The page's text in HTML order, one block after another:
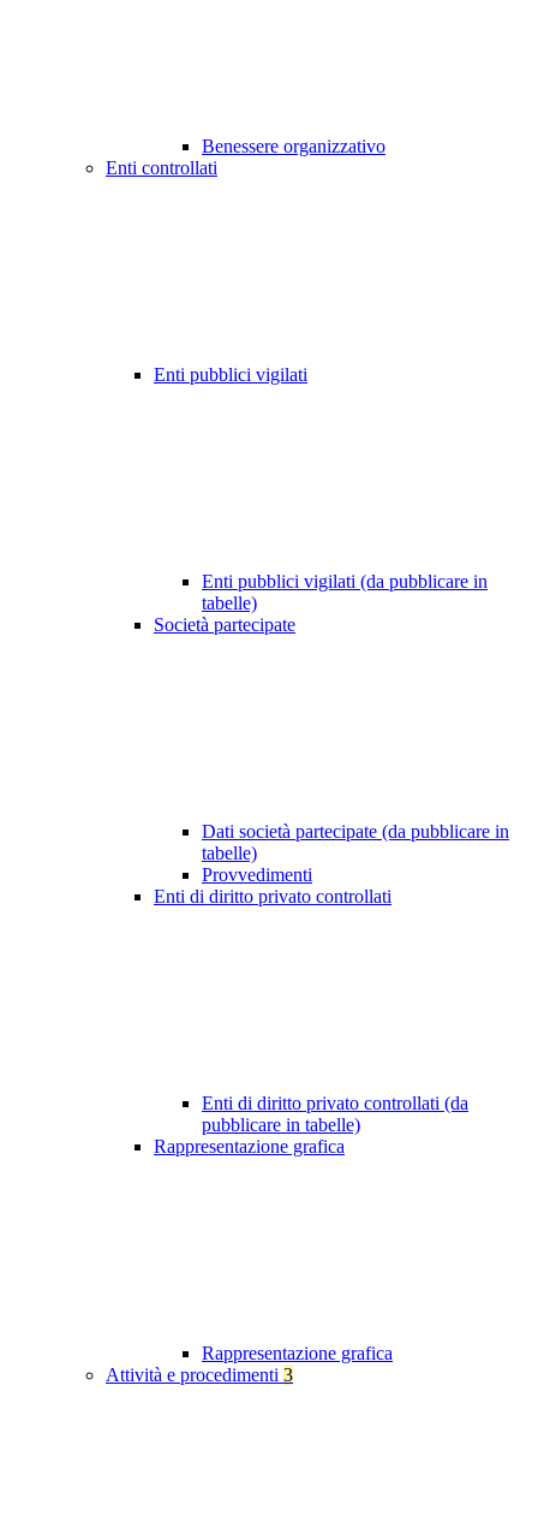
Benessere organizzativo
Enti controllati
Enti pubblici vigilati
Enti pubblici vigilati (da pubblicare in
tabelle)
Società partecipate
Dati società partecipate (da pubblicare in
tabelle)
Provvedimenti
Enti di diritto privato controllati
Enti di diritto privato controllati (da
pubblicare in tabelle)
Rappresentazione grafica
Rappresentazione grafica
Attività e procedimenti 3